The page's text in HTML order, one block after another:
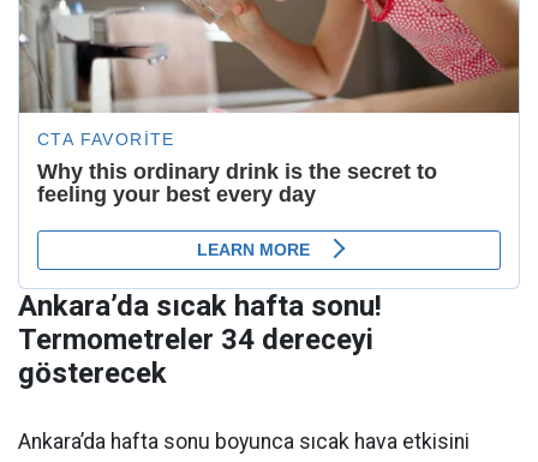
Ankara’da sıcak hafta sonu!
Termometreler 34 dereceyi
gösterecek
Ankara’da hafta sonu boyunca sıcak hava etkisini